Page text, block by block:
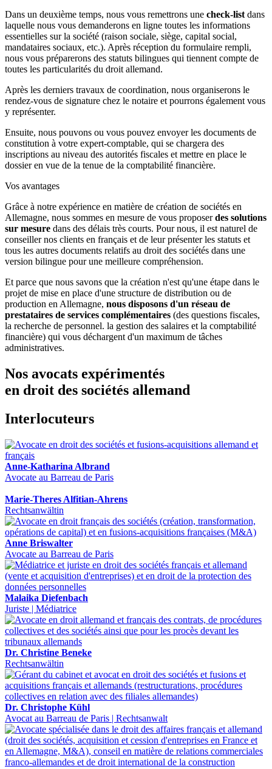
Dans un deuxième temps, nous vous remettrons une check-listdans
laquelle nous vous demanderons en ligne toutes les informations
essentielles sur la société (raison sociale, siège, capital social,
mandataires sociaux, etc.). Après réception du formulaire rempli,
nous vous préparerons des statuts bilingues qui tiennent compte de
toutes les particularités du droit allemand.
Après les derniers travaux de coordination, nous organiserons le
rendez-vous de signature chez le notaire et pourrons également vous
y représenter.
Ensuite, nous pouvons ou vous pouvez envoyer les documents de
constitution à votre expert-comptable, qui se chargera des
inscriptions au niveau des autorités fiscales et mettre en place le
dossier en vue de la tenue de la comptabilité financière.
Vos avantages
Grâce à notre expérience en matière de création de sociétés en
Allemagne, nous sommes en mesure de vous proposerdes solutions
sur mesure dans des délais très courts. Pour nous, il est naturel de
conseiller nos clients en français et de leur présenter les statuts et
tous les autres documents relatifs au droit des sociétés dans une
version bilingue pour une meilleure compréhension.
Et parce que nous savons que la création n'est qu'une étape dans le
projet de mise en place d'une structure de distribution ou de
production en Allemagne, nous disposons d'un réseau de
prestataires de services complémentaires (des questions fiscales,
la recherche de personnel. la gestion des salaires et la comptabilité
financière) qui vous déchargent d'un maximum de tâches
administratives.
Nos avocats expérimentés
en droit des sociétés allemand
Interlocuteurs
Anne-Katharina Albrand
Avocate au Barreau de Paris
Marie-Theres Alfitian-Ahrens
Rechtsanwältin
Anne Briswalter
Avocate au Barreau de Paris
Malaika Diefenbach
Juriste | Médiatrice
Dr. Christine Beneke
Rechtsanwältin
Dr. Christophe Kühl
Avocat au Barreau de Paris | Rechtsanwalt